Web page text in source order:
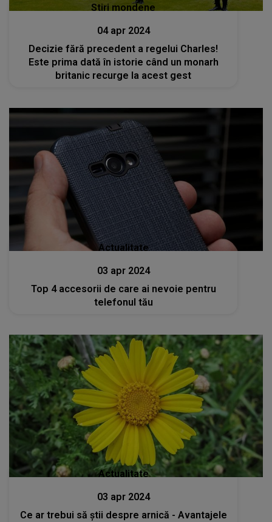
Stiri mondene
04 apr 2024
Decizie fără precedent a regelui Charles!
Este prima dată în istorie când un monarh
britanic recurge la acest gest
Actualitate
03 apr 2024
Top 4 accesorii de care ai nevoie pentru
telefonul tău
Actualitate
03 apr 2024
Ce ar trebui să știi despre arnică - Avantajele